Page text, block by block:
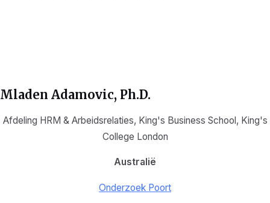
Mladen Adamovic, Ph.D.
Afdeling HRM & Arbeidsrelaties, King's Business School, King's
College London
Australië
Onderzoek Poort